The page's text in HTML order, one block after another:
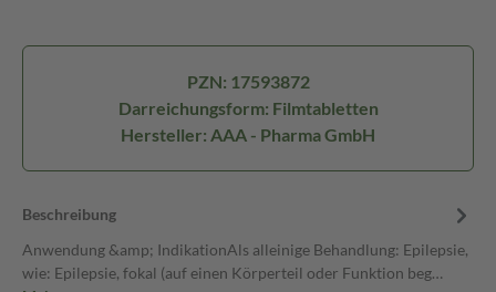
PZN: 17593872
Darreichungsform: Filmtabletten
Hersteller: AAA - Pharma GmbH
Beschreibung
Anwendung &amp; IndikationAls alleinige Behandlung: Epilepsie,
wie: Epilepsie, fokal (auf einen Körperteil oder Funktion beg…